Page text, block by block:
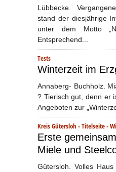
Lübbecke.
stand der diesjährige
unter dem Motto
Entsprechend...
Tests
Winterzeit im
Annaberg- Buchholz.
? Tierisch gut, denn er
Angeboten zur
Kreis Gütersloh -Titelseite-
Erste
Miele und
Gütersloh. Volles